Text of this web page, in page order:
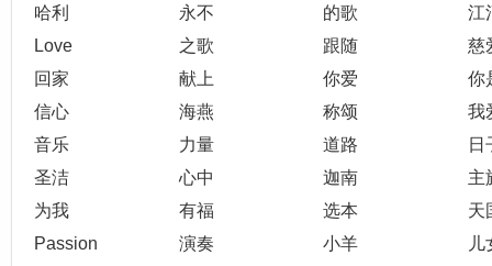
哈利
永不 的歌
江
Love
之歌 跟随
慈
回家
献上 你爱
你
信心
海燕 称颂
我
音乐
力量 道路
日
圣洁
心中 迦南
主
为我
有福 选本
天
Passion
演奏 小羊
儿